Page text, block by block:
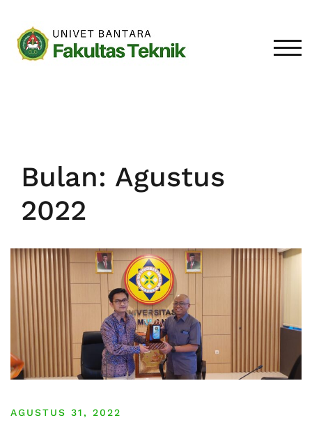
konten
Bulan: Agustus
2022
AGUSTUS 31, 2022